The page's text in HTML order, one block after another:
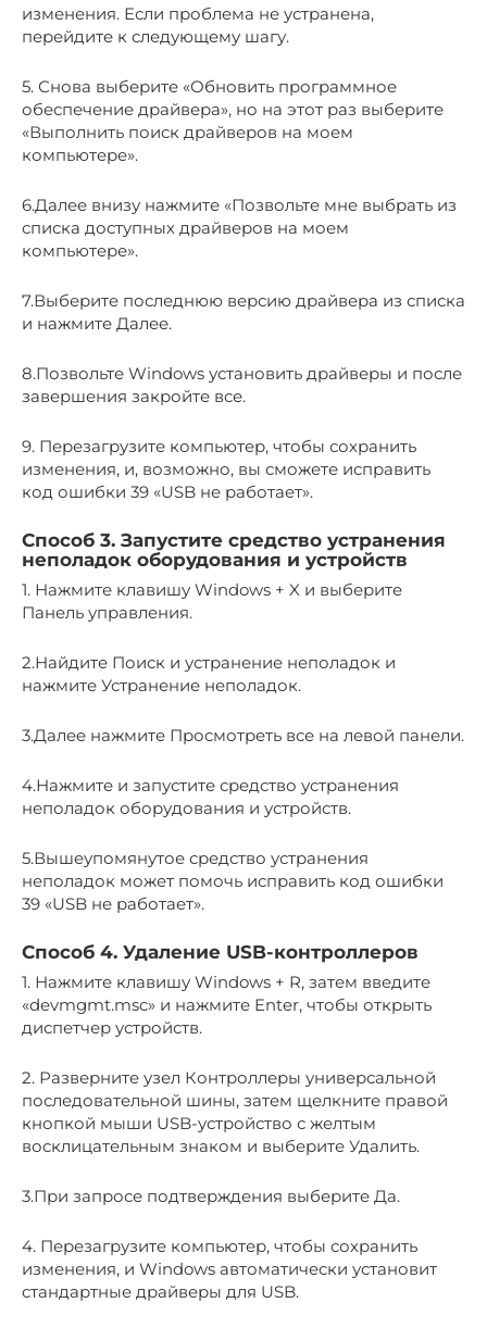
изменения. Если проблема не устранена,
перейдите к следующему шагу.
5. Снова выберите «Обновить программное
обеспечение драйвера», но на этот раз выберите
«Выполнить поиск драйверов на моем
компьютере».
6.Далее внизу нажмите «Позвольте мне выбрать из
списка доступных драйверов на моем
компьютере».
7.Выберите последнюю версию драйвера из списка
и нажмите Далее.
8.Позвольте Windows установить драйверы и после
завершения закройте все.
9. Перезагрузите компьютер, чтобы сохранить
изменения, и, возможно, вы сможете исправить
код ошибки 39 «USB не работает».
Способ 3. Запустите средство устранения
неполадок оборудования и устройств
1. Нажмите клавишу Windows + X и выберите
Панель управления.
2.Найдите Поиск и устранение неполадок и
нажмите Устранение неполадок.
3.Далее нажмите Просмотреть все на левой панели.
4.Нажмите и запустите средство устранения
неполадок оборудования и устройств.
5.Вышеупомянутое средство устранения
неполадок может помочь исправить код ошибки
39 «USB не работает».
Способ 4. Удаление USB-контроллеров
1. Нажмите клавишу Windows + R, затем введите
«devmgmt.msc» и нажмите Enter, чтобы открыть
диспетчер устройств.
2. Разверните узел Контроллеры универсальной
последовательной шины, затем щелкните правой
кнопкой мыши USB-устройство с желтым
восклицательным знаком и выберите Удалить.
3.При запросе подтверждения выберите Да.
4. Перезагрузите компьютер, чтобы сохранить
изменения, и Windows автоматически установит
стандартные драйверы для USB.